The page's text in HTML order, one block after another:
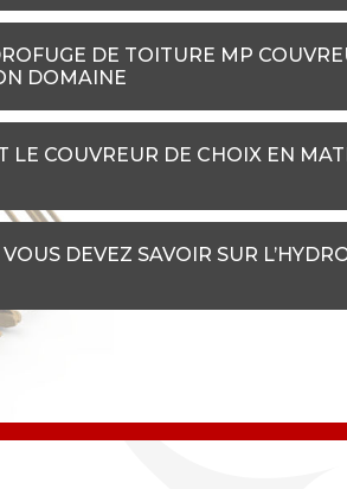
DE TOITURE MP
DOMAINE
LE COUVREUR DE CHOIX EN
DEVEZ SAVOIR SUR